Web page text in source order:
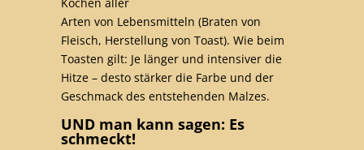
Kochen aller
Arten von Lebensmitteln (Braten von
Fleisch, Herstellung von Toast). Wie beim
Toasten gilt: Je länger und intensiver die
Hitze – desto stärker die Farbe und der
Geschmack des entstehenden Malzes.
UND man kann sagen: Es
schmeckt!